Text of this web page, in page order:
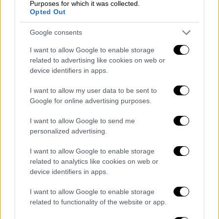
Purposes for which it was collected.
Opted Out
Google consents
I want to allow Google to enable storage
related to advertising like cookies on web or
device identifiers in apps.
I want to allow my user data to be sent to
Google for online advertising purposes.
I want to allow Google to send me
personalized advertising.
I want to allow Google to enable storage
related to analytics like cookies on web or
device identifiers in apps.
I want to allow Google to enable storage
related to functionality of the website or app.
δεκάδων χιλιάδων, μόνο και μόνο
σακούλα με τρόφιμα
Παλαιστίνιοι προσπαθούν να βρουν τρόφιμα στη Γάζα την
ώρα που οι ειδικοί προειδοποιούν για λιμό
Τουλάχιστον 20 Παλαιστίνιοι νεκροί
σήμερα